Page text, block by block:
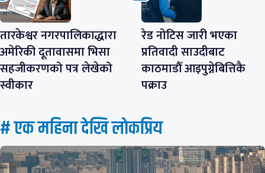
तारकेश्वर नगरपालिकाद्धारा
अमेरिकी दूतावासमा भिसा
सहजीकरणको पत्र लेखेको
स्वीकार
रेड नोटिस जारी भएका
प्रतिवादी साउदीबाट
काठमाडौँ आइपुग्नेबित्तिकै
पक्राउ
# एक महिना देखि लाेकप्रिय